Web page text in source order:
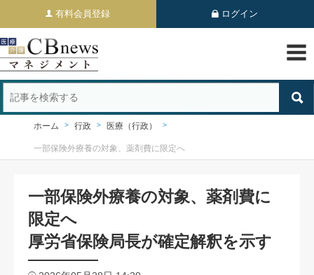
有料会員登録 ログイン
ホーム 行政 医療（行政）
一部保険外療養の対象、薬剤費に限定へ
一部保険外療養の対象、薬剤費に
限定へ
厚労省保険局長が確定解釈を示す